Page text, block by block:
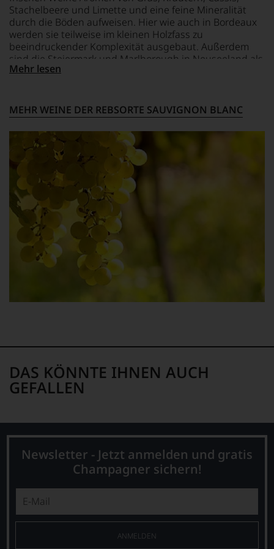
Stachelbeere und Limette und eine feine Mineralität
durch die Böden aufweisen. Hier wie auch in Bordeaux
werden sie teilweise im kleinen Holzfass zu
beeindruckender Komplexität ausgebaut. Außerdem
sind die Steiermark und Marlborough in Neuseeland als
wichtigste Anbaugebiete zu nennen, die charaktervolle
Mehr lesen
MEHR WEINE DER REBSORTE SAUVIGNON BLANC
DAS KÖNNTE IHNEN AUCH
GEFALLEN
Newsletter - Jetzt anmelden und gratis
Champagner sichern!
ANMELDEN